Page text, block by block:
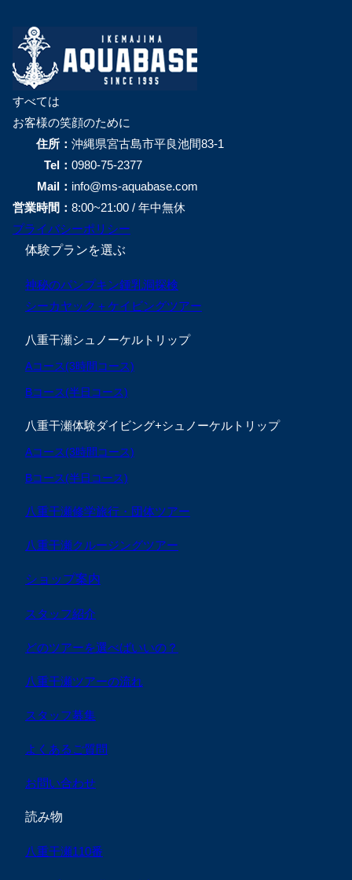
すべては
お客様の笑顔のために
住所： 沖縄県宮古島市平良池間83-1
Tel： 0980-75-2377
Mail： info@ms-aquabase.com
営業時間： 8:00~21:00 / 年中無休
プライバシーポリシー
体験プランを選ぶ
神秘のパンプキン鍾乳洞探検
シーカヤック＋ケイビングツアー
八重干瀬シュノーケルトリップ
Aコース(3時間コース)
Bコース(半日コース)
八重干瀬体験ダイビング+シュノーケルトリップ
Aコース(3時間コース)
Bコース(半日コース)
八重干瀬修学旅行・団体ツアー
八重干瀬クルージングツアー
ショップ案内
スタッフ紹介
どのツアーを選べばいいの？
八重干瀬ツアーの流れ
スタッフ募集
よくあるご質問
お問い合わせ
読み物
八重干瀬110番